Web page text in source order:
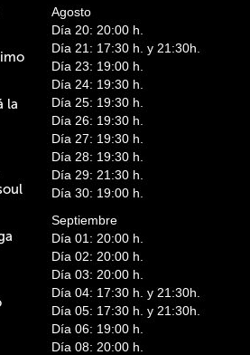
la
Agosto
Día 20: 20:00 h.
Día 21: 17:30 h. y 21:30h.
Día 23: 19:00 h.
Día 24: 19:30 h.
Día 25: 19:30 h.
Día 26: 19:30 h.
Día 27: 19:30 h.
Día 28: 19:30 h.
Día 29: 21:30 h.
Día 30: 19:00 h.
Septiembre
Día 01: 20:00 h.
Día 02: 20:00 h.
Día 03: 20:00 h.
Día 04: 17:30 h. y 21:30h.
Día 05: 17:30 h. y 21:30h.
Día 06: 19:00 h.
Día 08: 20:00 h.